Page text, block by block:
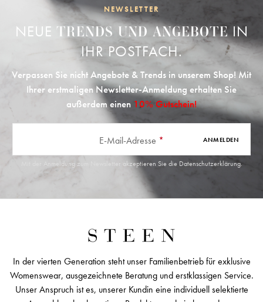
NEWSLETTER
NEUE TRENDS UND ANGEBOTEIN
IHR POSTFACH.
Verpassen Sie nicht Angebote & Trends in unserem Shop! Mit
Ihrer erstmaligen Newsletter-Anmeldung erhalten Sie
außerdem einen 10% Gutschein!
E-Mail-Adresse * ANMELDEN
Mit der Anmeldung zum Newsletter akzeptieren Sie die Datenschutzerklärung.
In der vierten Generation steht unser Familienbetrieb für exklusive
Womenswear, ausgezeichnete Beratung und erstklassigen Service.
Unser Anspruch ist es, unserer Kundin eine individuell selektierte